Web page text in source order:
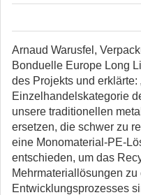
Arnaud Warusfel,
Bonduelle Europe Long
des Projekts und erklärte:
Einzelhandelskategorie
unsere traditionellen
ersetzen, die schwer zu
eine Monomaterial-PE-
entschieden, um das
Mehrmateriallösungen
Entwicklungsprozesses